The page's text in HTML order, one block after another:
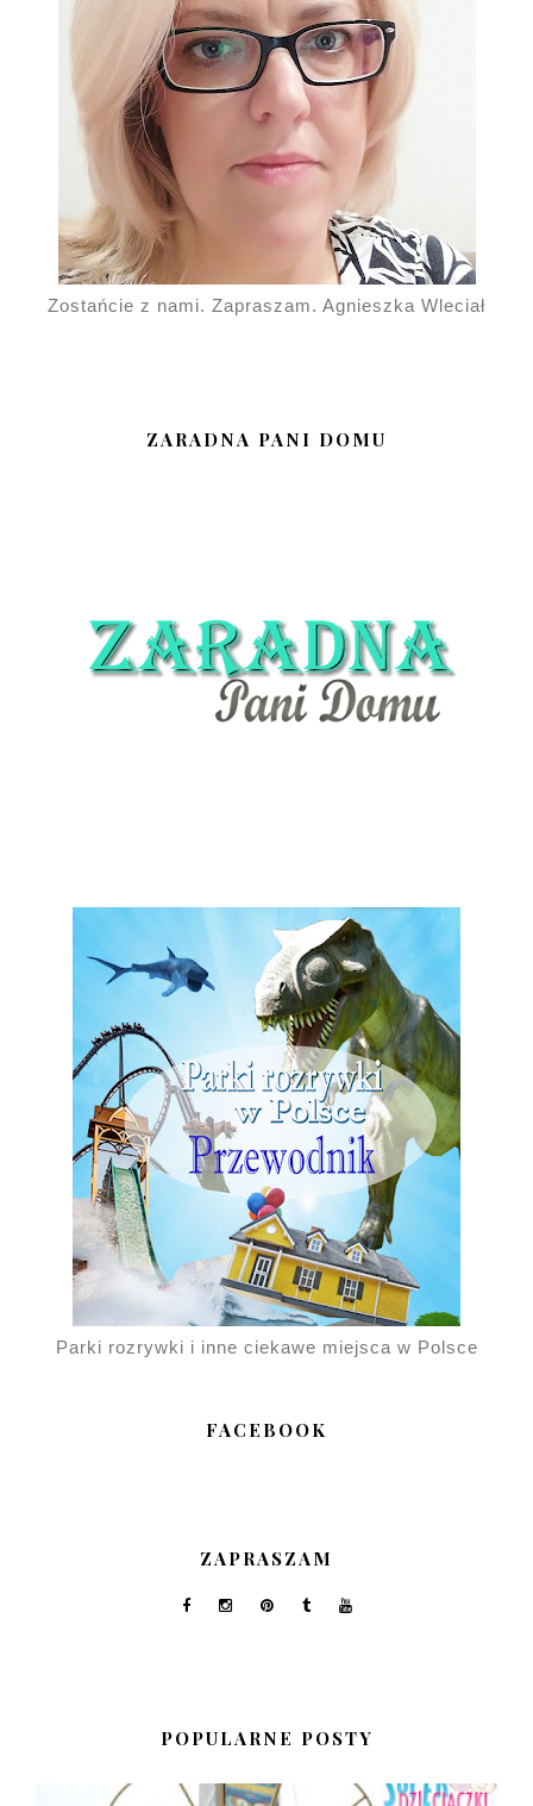
Zostańcie z nami. Zapraszam. Agnieszka Wleciał
ZARADNA PANI DOMU
Parki rozrywki i inne ciekawe miejsca w Polsce
FACEBOOK
ZAPRASZAM
POPULARNE POSTY